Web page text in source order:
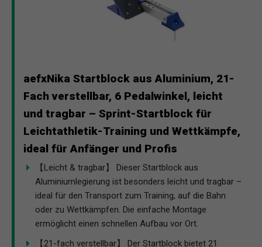
aefxNika Startblock aus Aluminium, 21-
Fach verstellbar, 6 Pedalwinkel, leicht
und tragbar – Sprint-Startblock für
Leichtathletik-Training und Wettkämpfe,
ideal für Anfänger und Profis
【Leicht & tragbar】 Dieser Startblock aus
Aluminiumlegierung ist besonders leicht und tragbar –
ideal für den Transport zum Training, auf die Bahn
oder zu Wettkämpfen. Die einfache Montage
ermöglicht einen schnellen Aufbau vor Ort.
【21-fach verstellbar】 Der Startblock bietet 21